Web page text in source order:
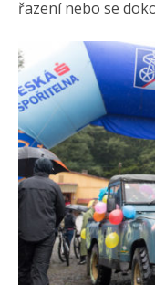
řazení nebo se